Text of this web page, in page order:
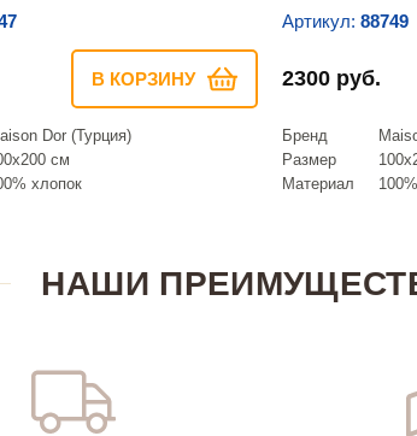
В КОРЗИНУ
Dor (Турция)
см
хлопок
Артикул: 88749
2300 руб.
Бренд
Размер
Материал
НАШИ